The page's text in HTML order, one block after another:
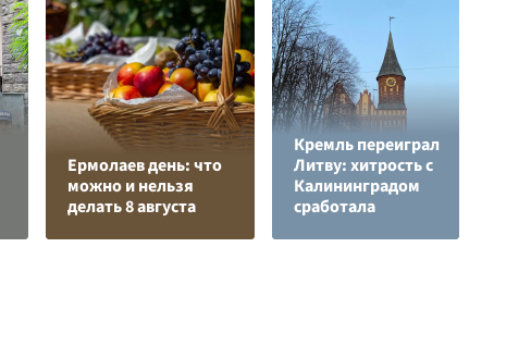
Ермолаев день: что
можно и нельзя
делать 8 августа
Кремль переиграл
Литву: хитрость с
Калининградом
сработала